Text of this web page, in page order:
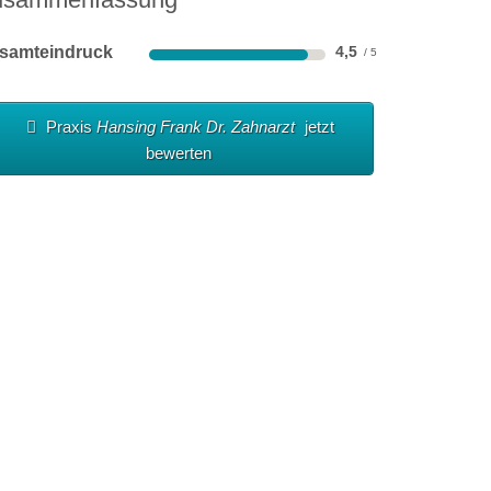
4,5
Praxis Hansing Frank Dr. Zahnarzt jetzt
bewerten